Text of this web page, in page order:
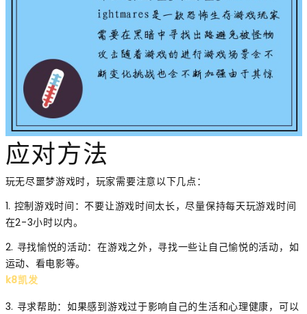
应对方法
玩无尽噩梦游戏时，玩家需要注意以下几点：
1. 控制游戏时间：不要让游戏时间太长，尽量保持每天玩游戏时间
在2-3小时以内。
2. 寻找愉悦的活动：在游戏之外，寻找一些让自己愉悦的活动，如
运动、看电影等。
k8凯发
3. 寻求帮助：如果感到游戏过于影响自己的生活和心理健康，可以